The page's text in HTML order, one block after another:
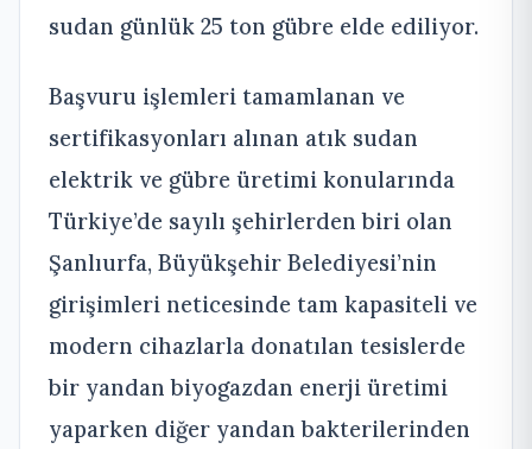
sudan günlük 25 ton gübre elde ediliyor.
Başvuru işlemleri tamamlanan ve
sertifikasyonları alınan atık sudan
elektrik ve gübre üretimi konularında
Türkiye’de sayılı şehirlerden biri olan
Şanlıurfa, Büyükşehir Belediyesi’nin
girişimleri neticesinde tam kapasiteli ve
modern cihazlarla donatılan tesislerde
bir yandan biyogazdan enerji üretimi
yaparken diğer yandan bakterilerinden